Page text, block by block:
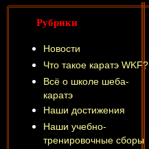
Рубрики
Новости
Что такое каратэ WKF?
Всё о школе шеба-
каратэ
Наши достижения
Наши учебно-
тренировочные сборы